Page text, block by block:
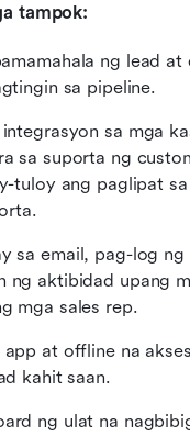
tampok:
ng lead at
sa pipeline.
sa mga
sa suporta ng
tuloy ang paglipat
sa email, pag-log
ng aktibidad upang
mga sales rep.
at offline na
kahit saan.
ng ulat na